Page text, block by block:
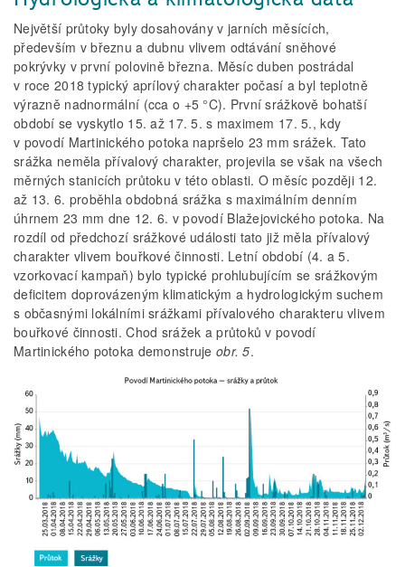
Největší průtoky byly dosahovány v jarních měsících,
především v březnu a dubnu vlivem odtávání sněhové
pokrývky v první polovině března. Měsíc duben postrádal
v roce 2018 typický aprílový charakter počasí a byl teplotně
výrazně nadnormální (cca o +5 °C). První srážkově bohatší
období se vyskytlo 15. až 17. 5. s maximem 17. 5., kdy
v povodí Martinického potoka napršelo 23 mm srážek. Tato
srážka neměla přívalový charakter, projevila se však na všech
měrných stanicích průtoku v této oblasti. O měsíc později 12.
až 13. 6. proběhla obdobná srážka s maximálním denním
úhrnem 23 mm dne 12. 6. v povodí Blažejovického potoka. Na
rozdíl od předchozí srážkové události tato již měla přívalový
charakter vlivem bouřkové činnosti. Letní období (4. a 5.
vzorkovací kampaň) bylo typické prohlubujícím se srážkovým
deficitem doprovázeným klimatickým a hydrologickým suchem
s občasnými lokálními srážkami přívalového charakteru vlivem
bouřkové činnosti. Chod srážek a průtoků v povodí
Martinického potoka demonstruje obr. 5.